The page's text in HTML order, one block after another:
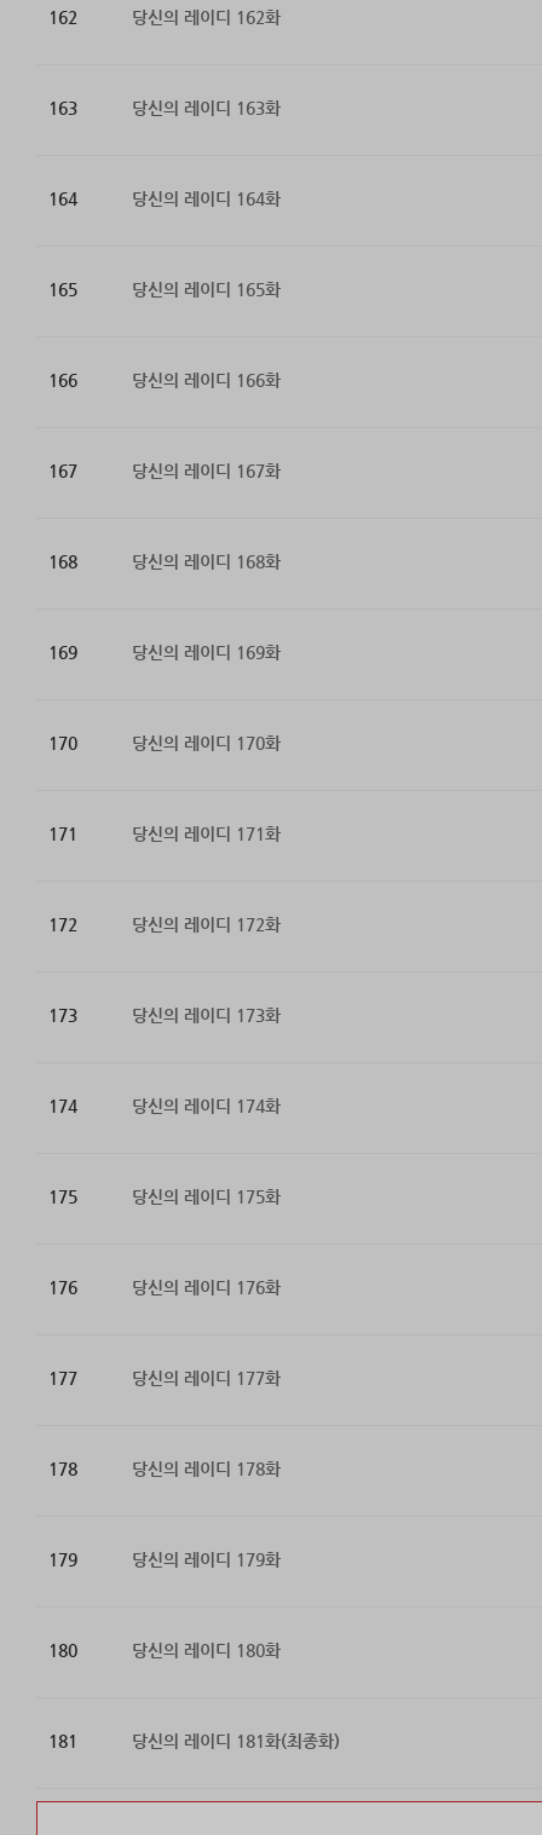
162 당신의 레이디 162화
163 당신의 레이디 163화
164 당신의 레이디 164화
165 당신의 레이디 165화
166 당신의 레이디 166화
167 당신의 레이디 167화
168 당신의 레이디 168화
169 당신의 레이디 169화
170 당신의 레이디 170화
171 당신의 레이디 171화
172 당신의 레이디 172화
173 당신의 레이디 173화
174 당신의 레이디 174화
175 당신의 레이디 175화
176 당신의 레이디 176화
177 당신의 레이디 177화
178 당신의 레이디 178화
179 당신의 레이디 179화
180 당신의 레이디 180화
181 당신의 레이디 181화(최종화)